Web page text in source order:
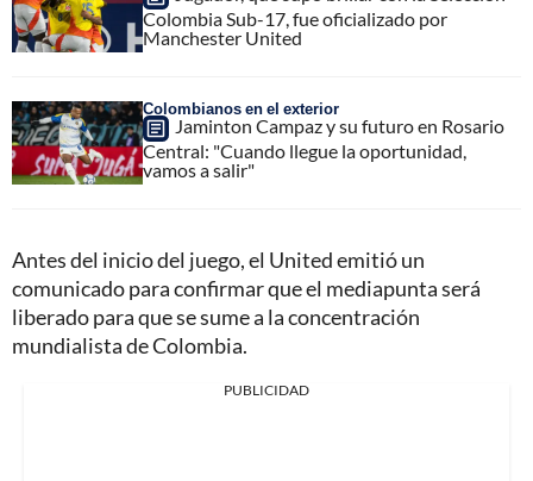
Colombia Sub-17, fue oficializado por
Manchester United
Colombianos en el exterior
Jaminton Campaz y su futuro en Rosario
Central: "Cuando llegue la oportunidad,
vamos a salir"
Antes del inicio del juego, el United emitió un
comunicado para confirmar que el mediapunta será
liberado para que se sume a la concentración
mundialista de Colombia.
PUBLICIDAD